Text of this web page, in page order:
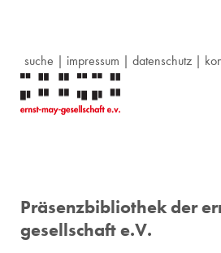
suche | impressum | datenschutz|
Präsenzbibliothek der
gesellschaft e.V.